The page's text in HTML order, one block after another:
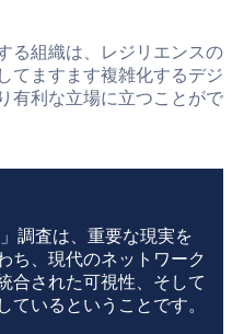
る組織は、レジリエンスの
てますます複雑化するデジ
有利な立場に立つことがで
調査は、重要な現実を
ち、現代のネットワーク
合された可視性、そして
ているということです。